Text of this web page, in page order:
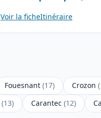
Voir la ficheItinéraire
Fouesnant (17) Crozon
(13) Carantec (12)